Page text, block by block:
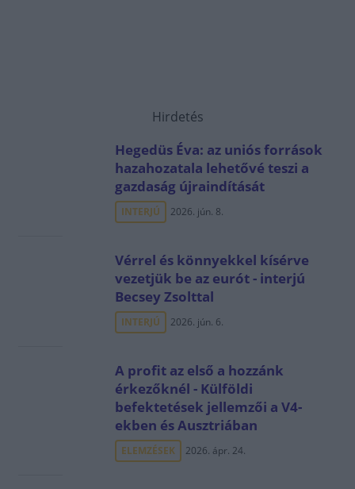
Hirdetés
Hegedüs Éva: az uniós források
hazahozatala lehetővé teszi a
gazdaság újraindítását
INTERJÚ 2026. jún. 8.
Vérrel és könnyekkel kísérve
vezetjük be az eurót - interjú
Becsey Zsolttal
INTERJÚ 2026. jún. 6.
A profit az első a hozzánk
érkezőknél - Külföldi
befektetések jellemzői a V4-
ekben és Ausztriában
ELEMZÉSEK 2026. ápr. 24.